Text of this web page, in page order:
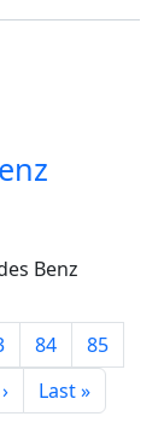
Benz
Page
84 Page
85
Last page
Last »